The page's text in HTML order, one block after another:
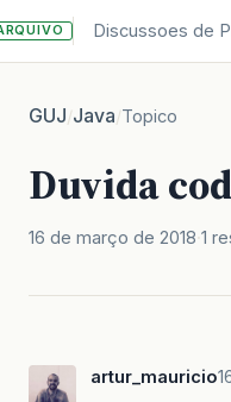
Discussoes de
GUJ/Java/Topico
Duvida
16 de março de 2018 1
artur_mauricio